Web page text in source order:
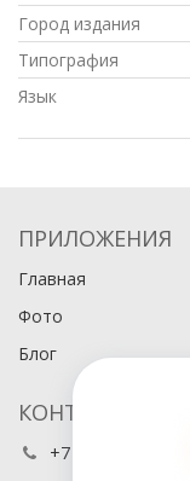
Город издания
Типография
Язык
ПРИЛОЖЕНИЯ
Главная
Фото
Блог
КОНТАКТЫ
+7 (495) 486-80-76